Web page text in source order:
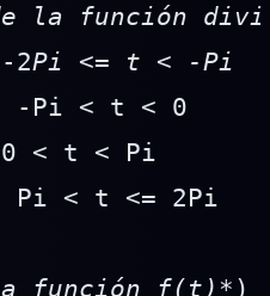
la función
2Pi <= t < -Pi
Pi < t < 0
< t < Pi
< t <= 2Pi
función f(t) *)